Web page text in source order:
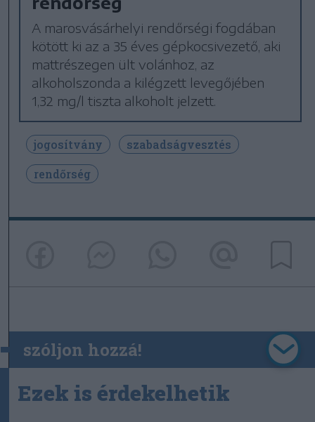
A marosvásárhelyi rendőrségi fogdában
kötött ki az a 35 éves gépkocsivezető, aki
mattrészegen ült volánhoz, az
alkoholszonda a kilégzett levegőjében
1,32 mg/l tiszta alkoholt jelzett.
jogosítvány
szabadságvesztés
rendőrség
szóljon hozzá!
Ezek is érdekelhetik